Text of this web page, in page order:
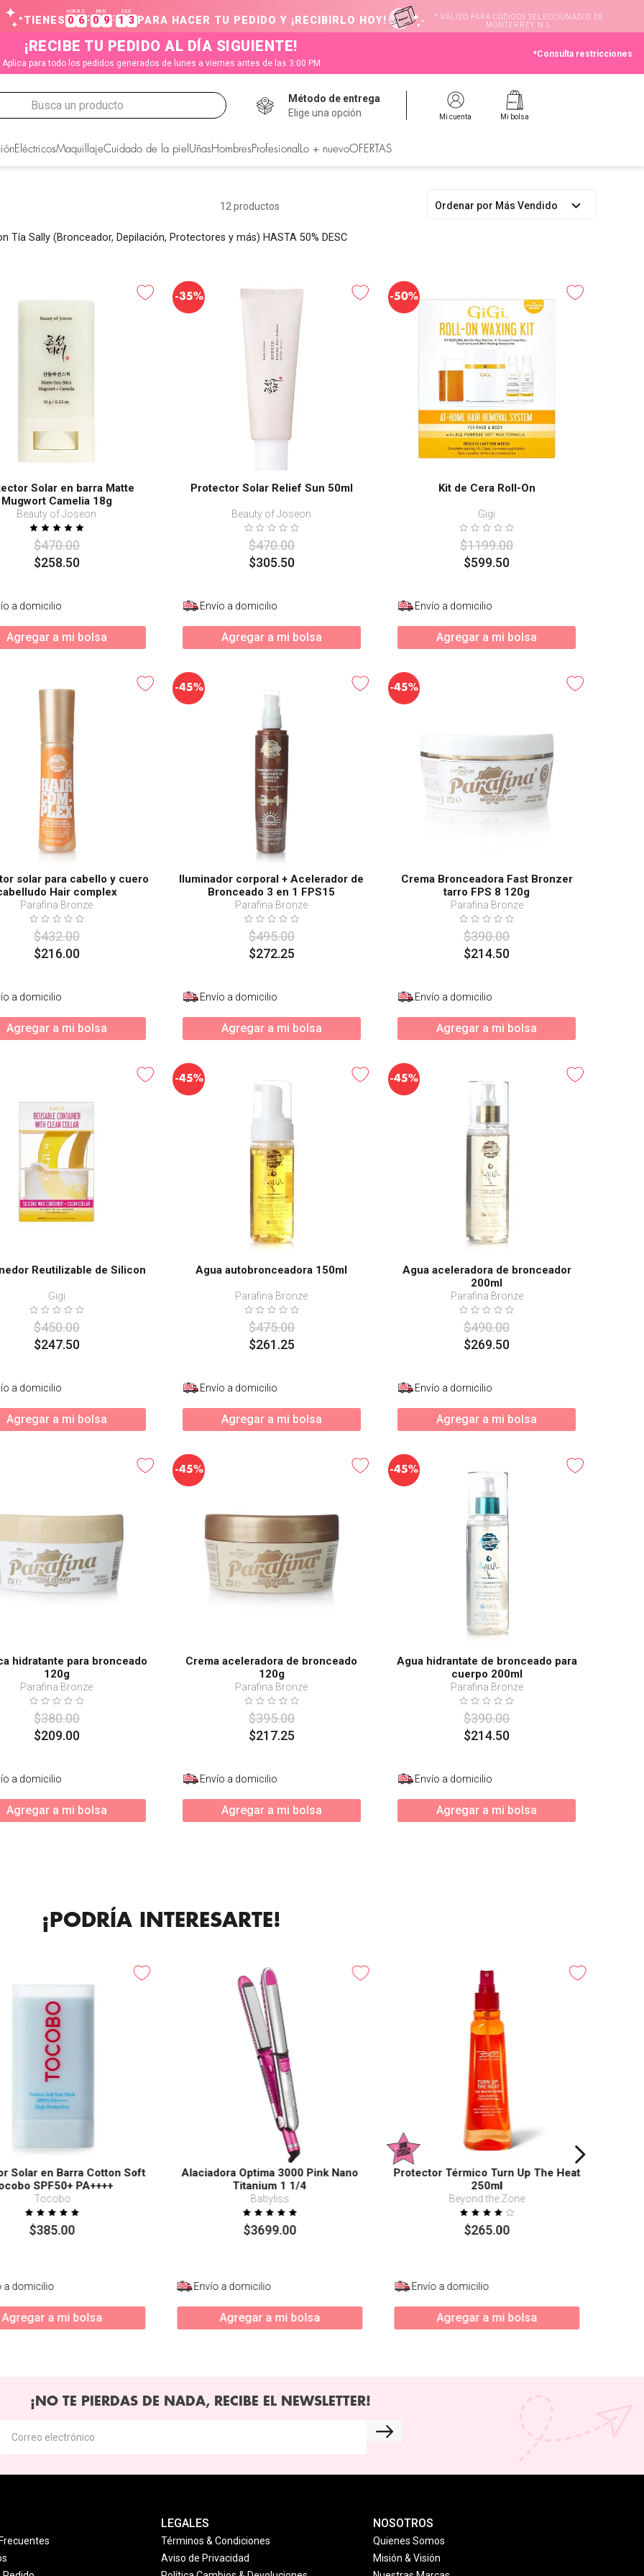
TIENES
HORAS
0 6:
MIN
0 9 :
SEG
1 2 PARA HACER TU PEDIDO Y ¡RECIBIRLO HOY!
* VÁLIDO PARA CÓDIGOS SELECCIONADOS DE
MONTERREY N.L
¡RECIBE TU PEDIDO AL DÍA SIGUIENTE!
Aplica para todo los pedidos generados de lunes a viernes antes de las 3:00 PM
*Consulta restricciones
Busca un producto
Método de entrega
Elige una opción
Mi cuenta Mi bolsa
EléctricosMaquillajeCuidado de la piel Uñas Hombres Profesional Lo + nuevoOFERTAS
12 productos Ordenar por Más Vendido
Tía Sally (Bronceador, Depilación, Protectores y más) HASTA 50% DESC
Solar en barra Matte
Mugwort Camelia 18g
Beauty of Joseon
$470.00
$258.50
a domicilio
Agregar a mi bolsa
-35%
Protector Solar Relief Sun 50ml
Beauty of Joseon
$470.00
$305.50
Envío a domicilio
Agregar a mi bolsa
-50%
Kit de Cera Roll-On
Gigi
$1199.00
$599.50
Envío a domicilio
Agregar a mi bolsa
solar para cabello y cuero
Hair complex
Parafina Bronze
$432.00
$216.00
a domicilio
Agregar a mi bolsa
-45%
Iluminador corporal + Acelerador de
Bronceado 3 en 1 FPS15
Parafina Bronze
$495.00
$272.25
Envío a domicilio
Agregar a mi bolsa
-45%
Crema Bronceadora Fast Bronzer
tarro FPS 8 120g
Parafina Bronze
$390.00
$214.50
Envío a domicilio
Agregar a mi bolsa
Reutilizable de Silicon
Gigi
$450.00
$247.50
a domicilio
Agregar a mi bolsa
-45%
Agua autobronceadora 150ml
Parafina Bronze
$475.00
$261.25
Envío a domicilio
Agregar a mi bolsa
-45%
Agua aceleradora de bronceador
200ml
Parafina Bronze
$490.00
$269.50
Envío a domicilio
Agregar a mi bolsa
hidratante para bronceado
120g
Parafina Bronze
$380.00
$209.00
a domicilio
Agregar a mi bolsa
-45%
Crema aceleradora de bronceado
120g
Parafina Bronze
$395.00
$217.25
Envío a domicilio
Agregar a mi bolsa
-45%
Agua hidrantate de bronceado para
cuerpo 200ml
Parafina Bronze
$390.00
$214.50
Envío a domicilio
Agregar a mi bolsa
¡PODRÍA INTERESARTE!
Solar en Barra Cotton Soft
SPF50+ PA++++
Tocobo
$385.00
a domicilio
Agregar a mi bolsa
Alaciadora Optima 3000 Pink Nano
Titanium 1 1/4
Babyliss
$3699.00
Envío a domicilio
Agregar a mi bolsa
Protector Térmico Turn Up The Heat
250ml
Beyond the Zone
$265.00
Envío a domicilio
Agregar a mi bolsa
¡NO TE PIERDAS DE NADA, RECIBE EL NEWSLETTER!
LEGALES
Términos & Condiciones
Aviso de Privacidad
NOSOTROS
Quienes Somos
Misión & Visión